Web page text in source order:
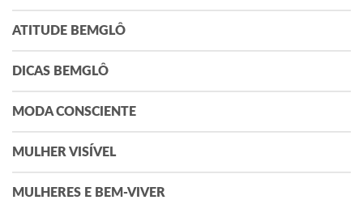
ATITUDE BEMGLÔ
DICAS BEMGLÔ
MODA CONSCIENTE
MULHER VISÍVEL
MULHERES E BEM-VIVER